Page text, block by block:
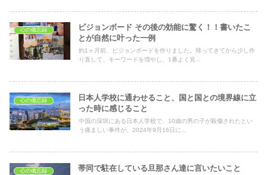
心の備忘録
ビジョンボード その後の効能に驚く！！書いたこ
とが自然に叶った一例
約1ヶ月前、ビジョンボードを作りました。帰ってきてから少し作
り直して、キーワードを増やし、1番よく見...
心の備忘録
日本人学校に通わせること、国と国との境界線に立
った時に感じること
中国の深圳にある日本人学校で、10歳の男の子が殺傷されたとい
う痛ましい事件が、2024年9月16日に...
心の備忘録 帯同で駐在している旦那さん達に言いたいこと